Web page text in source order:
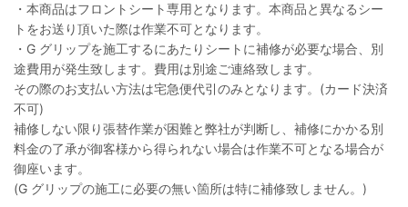
・本商品はフロントシート専用となります。本商品と異なるシー
トをお送り頂いた際は作業不可となります。
・G グリップを施工するにあたりシートに補修が必要な場合、別
途費用が発生致します。費用は別途ご連絡致します。
その際のお支払い方法は宅急便代引のみとなります。(カード決済
不可)
補修しない限り張替作業が困難と弊社が判断し、補修にかかる別
料金の了承が御客様から得られない場合は作業不可となる場合が
御座います。
(G グリップの施工に必要の無い箇所は特に補修致しません。)